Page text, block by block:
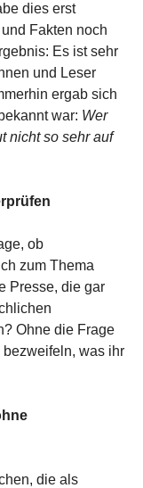
dies erst
Fakten noch
Es ist sehr
und Leser
ergab sich
war: Wer
nicht so sehr auf
ob
zum Thema
Presse, die gar
Ohne die Frage
was ihr
die als